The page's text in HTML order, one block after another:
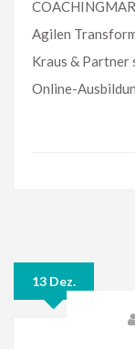
Agilen
Kraus & Partner
Online-
13 Dez.